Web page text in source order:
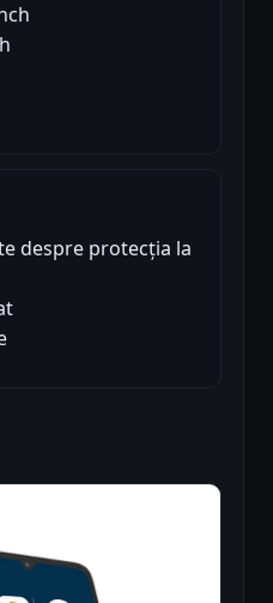
despre protecția la